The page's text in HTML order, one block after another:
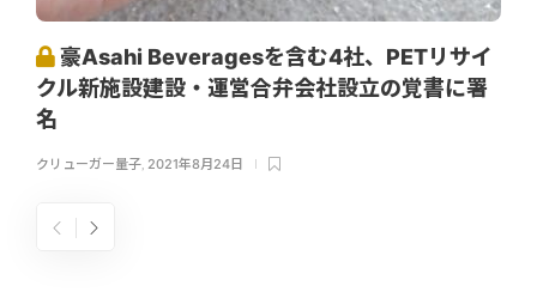
豪Asahi Beveragesを含む4社、PETリサイ
クル新施設建設・運営合弁会社設立の覚書に署
名
クリューガー量子, 2021年8月24日